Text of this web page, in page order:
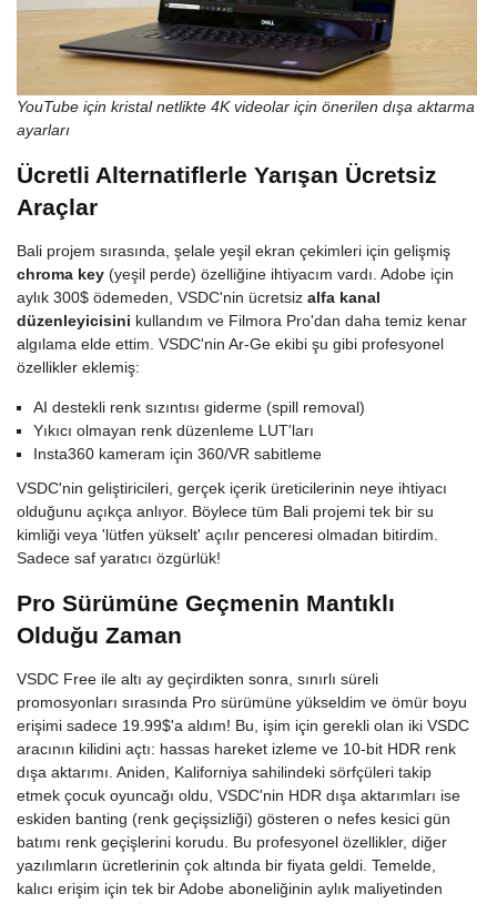
YouTube için kristal netlikte 4K videolar için önerilen dışa aktarma
ayarları
Ücretli Alternatiflerle Yarışan Ücretsiz
Araçlar
Bali projem sırasında, şelale yeşil ekran çekimleri için gelişmiş
chroma key (yeşil perde) özelliğine ihtiyacım vardı. Adobe için
aylık 300$ ödemeden, VSDC'nin ücretsiz alfa kanal
düzenleyicisini kullandım ve Filmora Pro'dan daha temiz kenar
algılama elde ettim. VSDC'nin Ar-Ge ekibi şu gibi profesyonel
özellikler eklemiş:
AI destekli renk sızıntısı giderme (spill removal)
Yıkıcı olmayan renk düzenleme LUT'ları
Insta360 kameram için 360/VR sabitleme
VSDC'nin geliştiricileri, gerçek içerik üreticilerinin neye ihtiyacı
olduğunu açıkça anlıyor. Böylece tüm Bali projemi tek bir su
kimliği veya 'lütfen yükselt' açılır penceresi olmadan bitirdim.
Sadece saf yaratıcı özgürlük!
Pro Sürümüne Geçmenin Mantıklı
Olduğu Zaman
VSDC Free ile altı ay geçirdikten sonra, sınırlı süreli
promosyonları sırasında Pro sürümüne yükseldim ve ömür boyu
erişimi sadece 19.99$'a aldım! Bu, işim için gerekli olan iki VSDC
aracının kilidini açtı: hassas hareket izleme ve 10-bit HDR renk
dışa aktarımı. Aniden, Kaliforniya sahilindeki sörfçüleri takip
etmek çocuk oyuncağı oldu, VSDC'nin HDR dışa aktarımları ise
eskiden banting (renk geçişsizliği) gösteren o nefes kesici gün
batımı renk geçişlerini korudu. Bu profesyonel özellikler, diğer
yazılımların ücretlerinin çok altında bir fiyata geldi. Temelde,
kalıcı erişim için tek bir Adobe aboneliğinin aylık maliyetinden